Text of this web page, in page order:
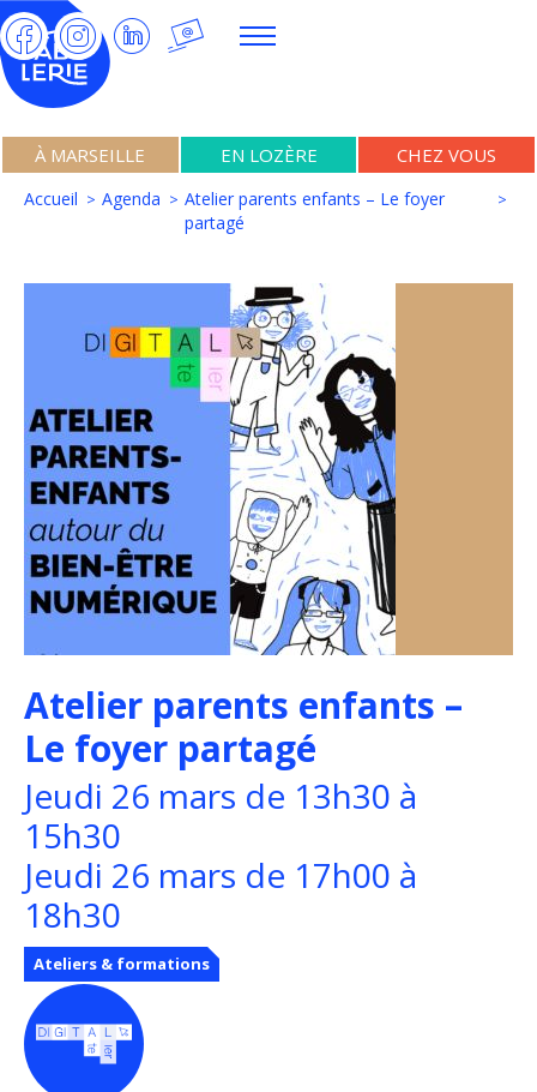
À MARSEILLE EN LOZÈRE CHEZ VOUS
Accueil Agenda
Atelier parents enfants – Le foyer
partagé
Atelier parents enfants –
Le foyer partagé
Jeudi 26 mars de 13h30 à
15h30
Jeudi 26 mars de 17h00 à
18h30
Ateliers & formations